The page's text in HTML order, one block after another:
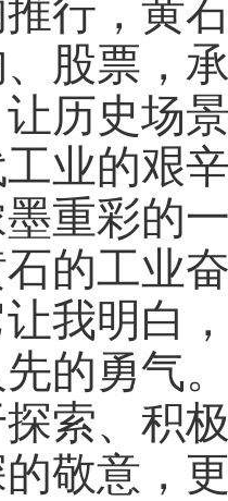
行，黄
股票，
历史场
业的艰
重彩的
的工业
我明白
的勇气
索、积
敬意，